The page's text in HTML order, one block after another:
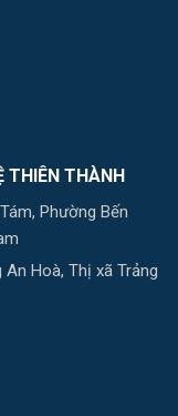
THIÊN THÀNH
Phường Bến
Hoà, Thị xã Trảng